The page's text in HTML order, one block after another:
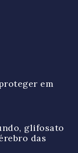
em
glifosato
das